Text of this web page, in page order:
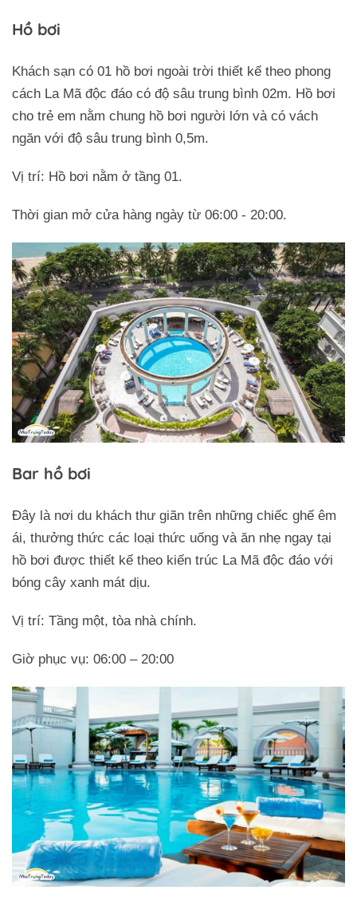
Hồ bơi
Khách sạn có 01 hồ bơi ngoài trời thiết kế theo phong
cách La Mã độc đáo có độ sâu trung bình 02m. Hồ bơi
cho trẻ em nằm chung hồ bơi người lớn và có vách
ngăn với độ sâu trung bình 0,5m.
Vị trí: Hồ bơi nằm ở tầng 01.
Thời gian mở cửa hàng ngày từ 06:00 - 20:00.
Bar hồ bơi
Đây là nơi du khách thư giãn trên những chiếc ghế êm
ái, thưởng thức các loại thức uống và ăn nhẹ ngay tại
hồ bơi được thiết kế theo kiến trúc La Mã độc đáo với
bóng cây xanh mát dịu.
Vị trí: Tầng một, tòa nhà chính.
Giờ phục vụ: 06:00 – 20:00